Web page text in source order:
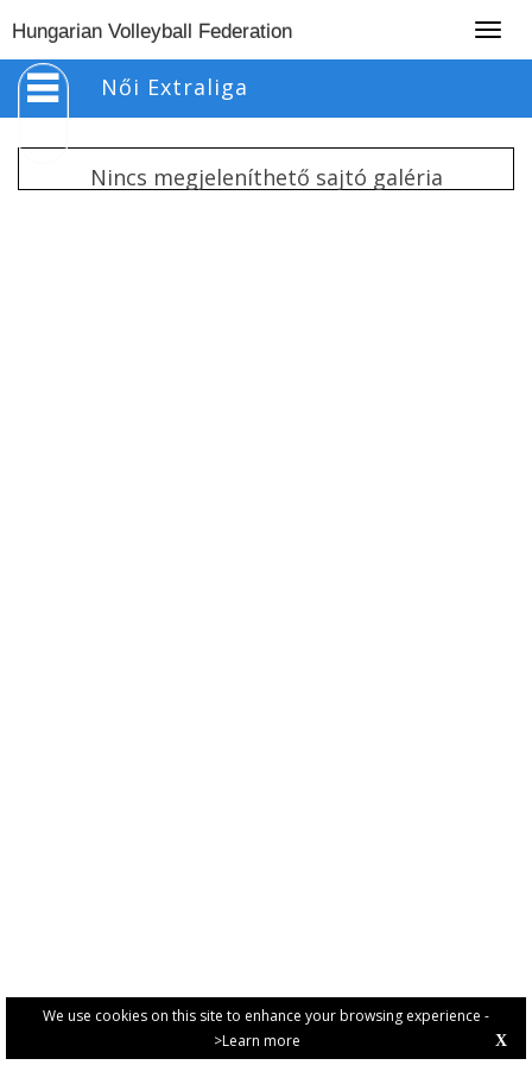
We use cookies on this site to enhance your browsing experience -
>Learn more
X
Hungarian Volleyball Federation
Női Extraliga
Nincs megjeleníthető sajtó galéria